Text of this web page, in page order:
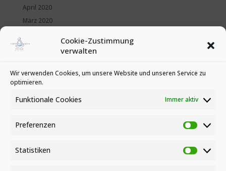
Cookie-Zustimmung
verwalten
Wir verwenden Cookies, um unsere Website und unseren Service zu
optimieren.
Funktionale Cookies Immer aktiv
Preferenzen
Statistiken
April 2020
März 2020
Januar 2020
Kategorien
News
Veranstaltungen